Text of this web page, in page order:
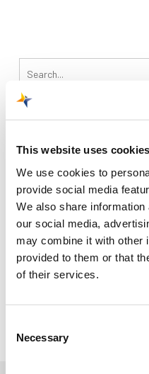
This website uses cookies
We use cookies to
provide social media
We also share
our social media,
may combine it with other
provided to them or that
of their services.
Selection
Necessary
Nieuwe AI-primeur voor
intelligent exoskelet
Je kunt je nu aanmelden
Trainingsvlucht 17 juli
Trainingsvlucht KLM